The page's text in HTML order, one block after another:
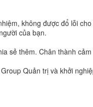
không được đổ lỗi
của bạn.
sẻ thêm. Chân thành cảm
Quản trị và khởi